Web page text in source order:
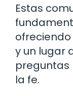
Estas
y un lugar
preguntas
la fe.